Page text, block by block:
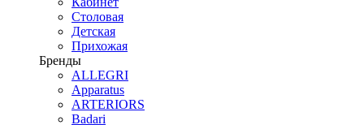
Столовая
Детская
Прихожая
Бренды
ALLEGRI
Apparatus
ARTERIORS
Badari